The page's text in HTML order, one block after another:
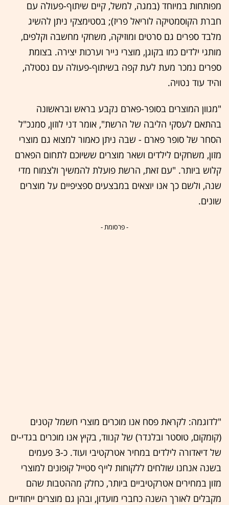
מפותחות במיוחד (במגה, למשל, קיים שיתוף-פעולה עם
חברת הקוסמטיקה לוריאל פריז); בסטימצקי ניתן להשיג
מלבד ספרים גם סרטים ומוזיקה, משחקי מחשבה וקלפים,
מותגי ילדים כמו בקוגן, מוצרי נייר וערכות יצירה. בצומת
ספרים נמכר מעת לעת קפה בשיתוף-פעולה עם נסטלה,
והיד עוד נטויה.
"מגוון המוצרים בסופר-פארם נקבע בראש ובראשונה
בהתאם לעסקי הליבה של הרשת", אומר דני לוזון, סמנכ"ל
הסחר של סופר פארם - שבה ניתן כאמור למצוא גם מוצרי
מזון, משחקים לילדים ושאר מוצרים ששיוכם לתחום הפארם
קלוש ביותר. "עם זאת, הרשת פועלת להמשיך ולצמוח מדי
שנה, ולשם כך אנו יוצאים במבצעים ספציפיים על מוצרים
שונים.
- פרסומת -
"לדוגמה: לקראת פסח אנו מוכרים מוצרי חשמל קטנים
(קומקום, טוסטר ובלנדר) של קנווד, בקיץ אנו מוכרים בגדי-ים
של דיאדורה לילדים במחיר אטרקטיבי ועוד. כ-3 פעמים
בשנה אנחנו שולחים ללקוחות לייף סטייל קופונים למוצרי
מזון במחירים אטרקטיביים ביותר, כחלק מההטבות שהם
מקבלים לאורך השנה כחברי מועדון, ובהן גם מוצרים ייחודיים